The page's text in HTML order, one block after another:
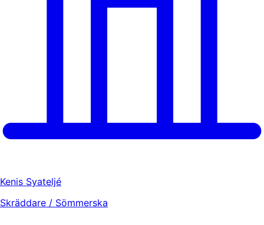
Kenis Syateljé
Skräddare / Sömmerska